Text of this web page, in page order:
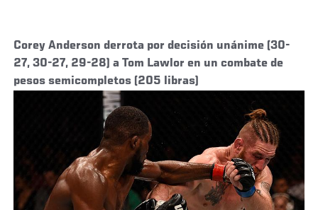
Corey Anderson derrota por decisión unánime (30-
27, 30-27, 29-28) a Tom Lawlor en un combate de
pesos semicompletos (205 libras)